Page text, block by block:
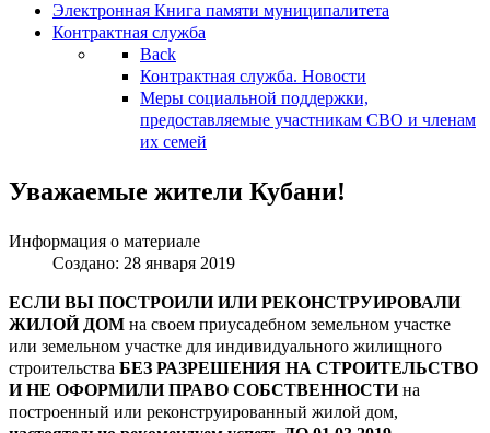
Электронная Книга памяти муниципалитета
Контрактная служба
Back
Контрактная служба. Новости
Меры социальной поддержки,
предоставляемые участникам СВО и членам
их семей
Уважаемые жители Кубани!
Информация о материале
Создано: 28 января 2019
ЕСЛИ ВЫ ПОСТРОИЛИ ИЛИ РЕКОНСТРУИРОВАЛИ
ЖИЛОЙ ДОМ на своем приусадебном земельном участке
или земельном участке для индивидуального жилищного
строительства БЕЗ РАЗРЕШЕНИЯ НА СТРОИТЕЛЬСТВО
И НЕ ОФОРМИЛИ ПРАВО СОБСТВЕННОСТИна
построенный или реконструированный жилой дом,